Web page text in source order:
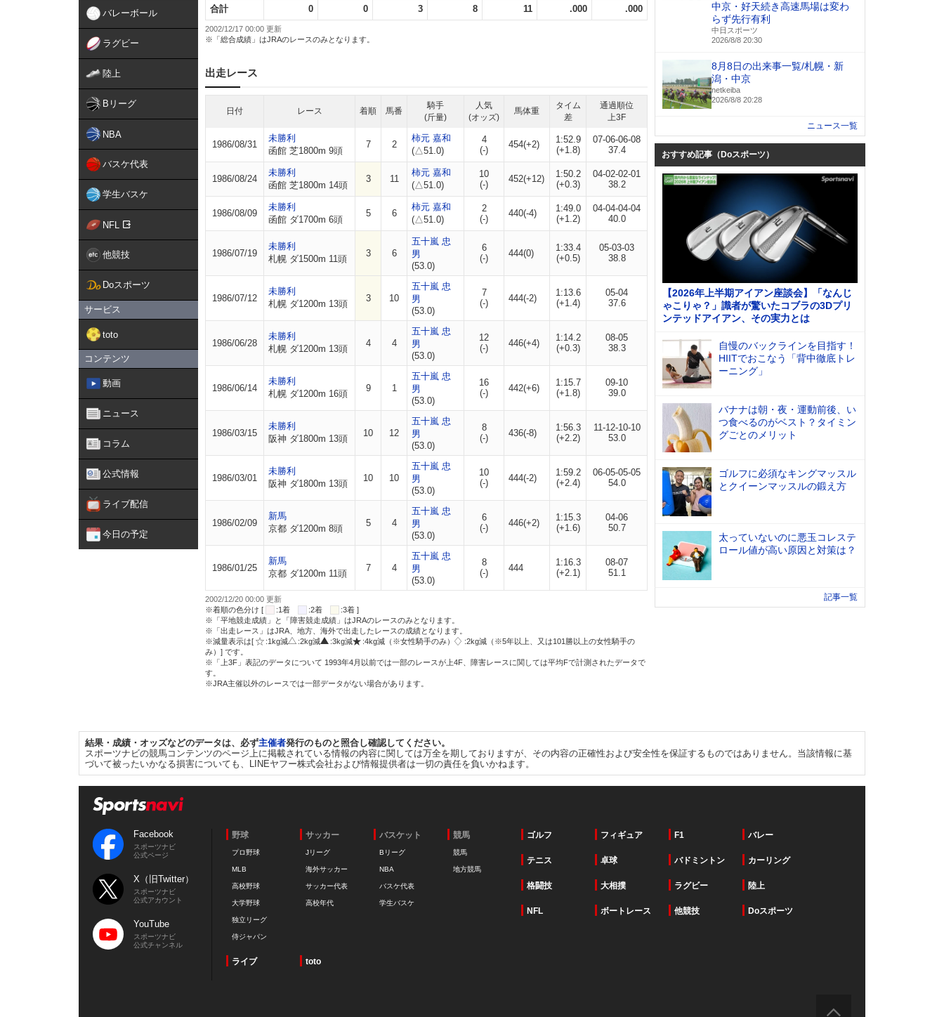
バレーボール
ラグビー
陸上
Bリーグ
NBA
バスケ代表
学生バスケ
NFL
他競技
Doスポーツ
サービス
toto
コンテンツ
動画
ニュース
コラム
公式情報
ライブ配信
今日の予定
合計 0 0 3 8 11 .000 .000
2002/12/17 00:00 更新
※「総合成績」はJRAのレースのみとなります。
出走レース
日付 レース 着順 馬番
騎手
(斤量)
人気
(オッズ)
馬体重
タイム
差
通過順位
上3F
1986/08/31
未勝利
函館 芝1800m 9頭
7 2
柿元 嘉和
(△51.0)
4
(-)
454(+2)
1:52.9
(+1.8)
07-06-06-08
37.4
1986/08/24
未勝利
函館 芝1800m 14頭
3 11
柿元 嘉和
(△51.0)
10
(-)
452(+12)
1:50.2
(+0.3)
04-02-02-01
38.2
1986/08/09
未勝利
函館 ダ1700m 6頭
5 6
柿元 嘉和
(△51.0)
2
(-)
440(-4)
1:49.0
(+1.2)
04-04-04-04
40.0
1986/07/19
未勝利
札幌 ダ1500m 11頭
3 6
五十嵐 忠
男
(53.0)
6
(-)
444(0)
1:33.4
(+0.5)
05-03-03
38.8
1986/07/12
未勝利
札幌 ダ1200m 13頭
3 10
五十嵐 忠
男
(53.0)
7
(-)
444(-2)
1:13.6
(+1.4)
05-04
37.6
1986/06/28
未勝利
札幌 ダ1200m 13頭
4 4
五十嵐 忠
男
(53.0)
12
(-)
446(+4)
1:14.2
(+0.3)
08-05
38.3
1986/06/14
未勝利
札幌 ダ1200m 16頭
9 1
五十嵐 忠
男
(53.0)
16
(-)
442(+6)
1:15.7
(+1.8)
09-10
39.0
1986/03/15
未勝利
阪神 ダ1800m 13頭
10 12
五十嵐 忠
男
(53.0)
8
(-)
436(-8)
1:56.3
(+2.2)
11-12-10-10
53.0
1986/03/01
未勝利
阪神 ダ1800m 13頭
10 10
五十嵐 忠
男
(53.0)
10
(-)
444(-2)
1:59.2
(+2.4)
06-05-05-05
54.0
1986/02/09
新馬
京都 ダ1200m 8頭
5 4
五十嵐 忠
男
(53.0)
6
(-)
446(+2)
1:15.3
(+1.6)
04-06
50.7
1986/01/25
新馬
京都 ダ1200m 11頭
7 4
五十嵐 忠
男
(53.0)
8
(-)
444
1:16.3
(+2.1)
08-07
51.1
2002/12/20 00:00 更新
※着順の色分け [
:1着 :2着
:3着 ]
※「平地競走成績」と「障害競走成績」はJRAのレースのみとなります。
※「出走レース」はJRA、地方、海外で出走したレースの成績となります。
※減量表示は[
:1kg減 :2kg減 :3kg減 :4kg減（※女性騎手のみ）
:2kg減（※5年以上、又は101勝以上の女性騎手の
み）] です。
※「上3F」表記のデータについて 1993年4月以前では一部のレースが上4F、障害レースに関しては平均Fで計測されたデータで
す。
※JRA主催以外のレースでは一部データがない場合があります。
中京・好天続き高速馬場は変わ
らず先行有利
中日スポーツ
2026/8/8 20:30
8月8日の出来事一覧/札幌・新
潟・中京
netkeiba
2026/8/8 20:28
ニュース一覧
おすすめ記事（Doスポーツ）
【2026年上半期アイアン座談会】「なんじ
ゃこりゃ？」識者が驚いたコブラの3Dプリ
ンテッドアイアン、その実力とは
自慢のバックラインを目指す！
HIITでおこなう「背中徹底トレ
ーニング」
バナナは朝・夜・運動前後、い
つ食べるのがベスト？タイミン
グごとのメリット
ゴルフに必須なキングマッスル
とクイーンマッスルの鍛え方
太っていないのに悪玉コレステ
ロール値が高い原因と対策は？
記事一覧
結果・成績・オッズなどのデータは、必ず主催者発行のものと照合し確認してください。
スポーツナビの競馬コンテンツのページ上に掲載されている情報の内容に関しては万全を期しておりますが、その内容の正確性および安全性を保証するものではありません。当該情報に基
づいて被ったいかなる損害についても、LINEヤフー株式会社および情報提供者は一切の責任を負いかねます。
Facebook
スポーツナビ
公式ページ
X（旧Twitter）
スポーツナビ
公式アカウント
YouTube
スポーツナビ
公式チャンネル
野球
プロ野球
MLB
高校野球
大学野球
独立リーグ
侍ジャパン
サッカー
Jリーグ
海外サッカー
サッカー代表
高校年代
バスケット
Bリーグ
NBA
バスケ代表
学生バスケ
競馬
競馬
地方競馬
ゴルフ フィギュア F1 バレー
テニス 卓球 バドミントン カーリング
格闘技 大相撲 ラグビー 陸上
NFL ボートレース 他競技 Doスポーツ
ライブ toto